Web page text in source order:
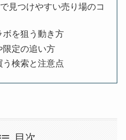
見つけやすい売り場のコ
ボを狙う動き方
限定の追い方
検索と注意点